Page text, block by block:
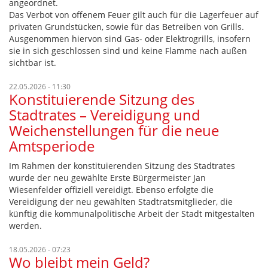
angeordnet.
Das Verbot von offenem Feuer gilt auch für die Lagerfeuer auf
privaten Grundstücken, sowie für das Betreiben von Grills.
Ausgenommen hiervon sind Gas- oder Elektrogrills, insofern
sie in sich geschlossen sind und keine Flamme nach außen
sichtbar ist.
22.05.2026 - 11:30
Konstituierende Sitzung des
Stadtrates – Vereidigung und
Weichenstellungen für die neue
Amtsperiode
Im Rahmen der konstituierenden Sitzung des Stadtrates
wurde der neu gewählte Erste Bürgermeister Jan
Wiesenfelder offiziell vereidigt. Ebenso erfolgte die
Vereidigung der neu gewählten Stadtratsmitglieder, die
künftig die kommunalpolitische Arbeit der Stadt mitgestalten
werden.
18.05.2026 - 07:23
Wo bleibt mein Geld?